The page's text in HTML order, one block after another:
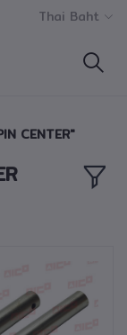
Thai Baht
CENTER"